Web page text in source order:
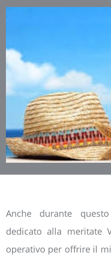
Anche durante
dedicato alla meritate
operativo per offrire il